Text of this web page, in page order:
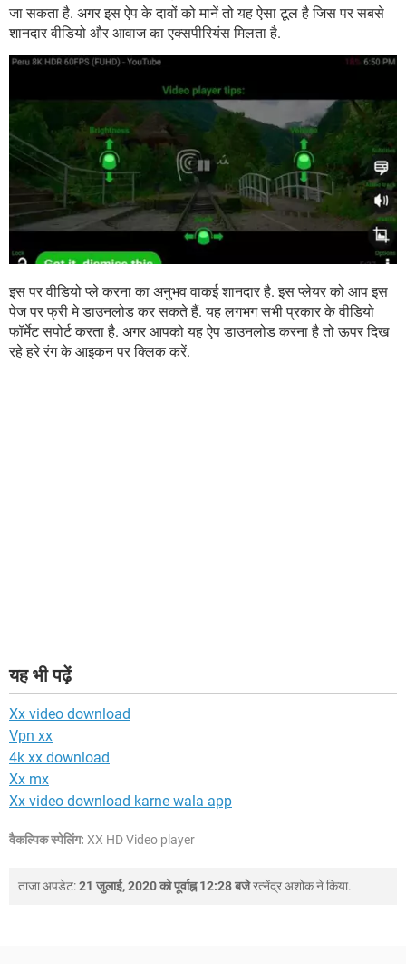
जा सकता है. अगर इस ऐप के दावों को मानें तो यह ऐसा टूल है जिस पर सबसे
शानदार वीडियो और आवाज का एक्सपीरियंस मिलता है.
इस पर वीडियो प्ले करना का अनुभव वाकई शानदार है. इस प्लेयर को आप इस
पेज पर फ्री मे डाउनलोड कर सकते हैं. यह लगभग सभी प्रकार के वीडियो
फॉर्मेट सपोर्ट करता है. अगर आपको यह ऐप डाउनलोड करना है तो ऊपर दिख
रहे हरे रंग के आइकन पर क्लिक करें.
यह भी पढ़ें
Xx video download
Vpn xx
4k xx download
Xx mx
Xx video download karne wala app
वैकल्पिक स्पेलिंग: XX HD Video player
ताजा अपडेट:21 जुलाई, 2020 को पूर्वाह्न 12:28 बजेरत्नेंद्र अशोकने किया.